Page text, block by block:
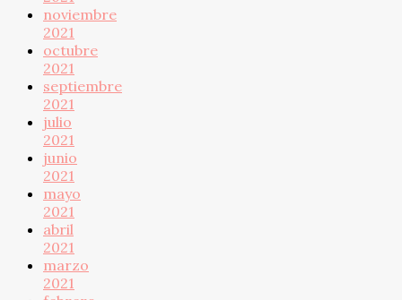
noviembre
2021
octubre
2021
septiembre
2021
julio
2021
junio
2021
mayo
2021
abril
2021
marzo
2021